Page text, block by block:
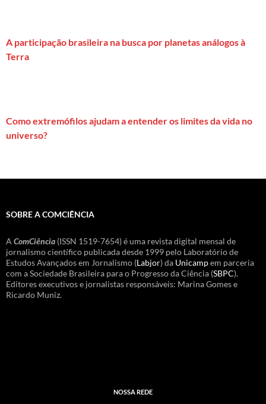
A participação brasileira na busca por planetas análogos à
Terra
Como extremófilos ajudam a entender os limites da vida no
universo?
SOBRE A COMCIÊNCIA
A ComCiência (ISSN 1519-7654) é uma revista digital mensal de
jornalismo científico publicada desde 1999 pelo Laboratório de
Estudos Avançados em Jornalismo (Labjor) da Unicampem parceria
com a Sociedade Brasileira para o Progresso da Ciência (SBPC).
Editores executivos e jornalistas responsáveis: Marina Gomes e
Ricardo Muniz.
NOSSA REDE